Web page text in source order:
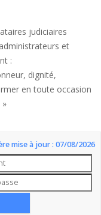
judiciaires
et
:
dignité,
en toute occasion
mise à jour : 07/08/2026